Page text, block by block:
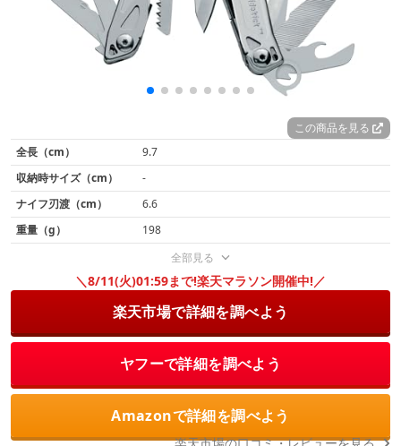
この商品を見る
全長（cm）
9.7
収納時サイズ（cm）
-
ナイフ刃渡（cm）
6.6
重量（g）
198
全部見る
＼8/11(火)01:59まで!楽天マラソン開催中!／
楽天市場で詳細を調べよう
ヤフーで詳細を調べよう
Amazonで詳細を調べよう